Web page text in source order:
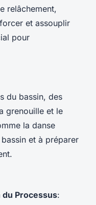
relâchement,
et assouplir
pour
du bassin, des
grenouille et le
la danse
et à préparer
Processus: